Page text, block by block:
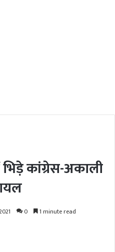
कांग्रेस-अकाली
0 1 minute read